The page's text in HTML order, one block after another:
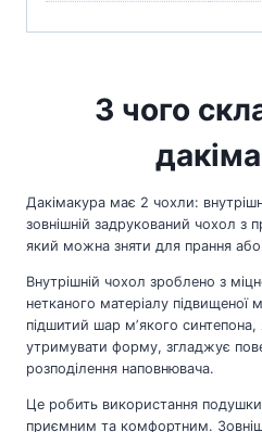
З чого
Дакімакура має 2 чохли:
зовнішній задрукований чохол з
який можна зняти для прання або
Внутрішній чохол зроблено з
нетканого матеріалу підвищеної
підшитий шар мʼякого
утримувати форму, згладжує
розподілення наповнювача.
Це робить використання
приємним та комфортним.